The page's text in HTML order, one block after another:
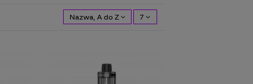
Nazwa, A do Z 7